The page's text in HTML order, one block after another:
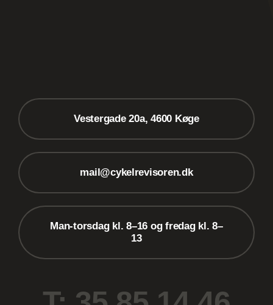
Vestergade 20a, 4600 Køge
mail@cykelrevisoren.dk
Man-torsdag kl. 8–16 og fredag kl. 8–
13